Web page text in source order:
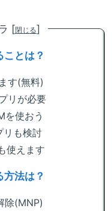
[閉じる]
とは？
す(無料)
リが必要
を使おう
リも検討
使えます
法は？
除(MNP)